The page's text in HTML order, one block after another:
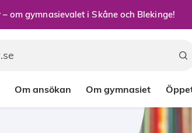
om gymnasievalet i Skåne och Blekinge!
Om ansökan Om gymnasiet